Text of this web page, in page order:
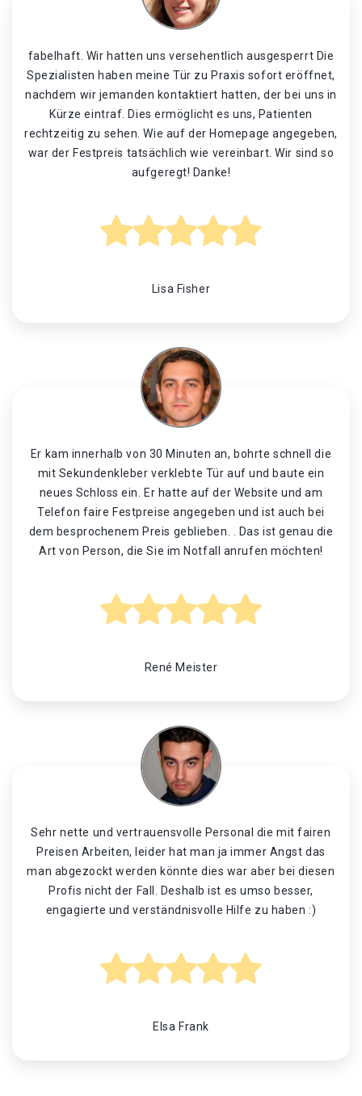
fabelhaft. Wir hatten uns versehentlich ausgesperrt Die
Spezialisten haben meine Tür zu Praxis sofort eröffnet,
nachdem wir jemanden kontaktiert hatten, der bei uns in
Kürze eintraf. Dies ermöglicht es uns, Patienten
rechtzeitig zu sehen. Wie auf der Homepage angegeben,
war der Festpreis tatsächlich wie vereinbart. Wir sind so
aufgeregt! Danke!
Lisa Fisher
Er kam innerhalb von 30 Minuten an, bohrte schnell die
mit Sekundenkleber verklebte Tür auf und baute ein
neues Schloss ein. Er hatte auf der Website und am
Telefon faire Festpreise angegeben und ist auch bei
dem besprochenem Preis geblieben. . Das ist genau die
Art von Person, die Sie im Notfall anrufen möchten!
René Meister
Sehr nette und vertrauensvolle Personal die mit fairen
Preisen Arbeiten, leider hat man ja immer Angst das
man abgezockt werden könnte dies war aber bei diesen
Profis nicht der Fall. Deshalb ist es umso besser,
engagierte und verständnisvolle Hilfe zu haben :)
Elsa Frank